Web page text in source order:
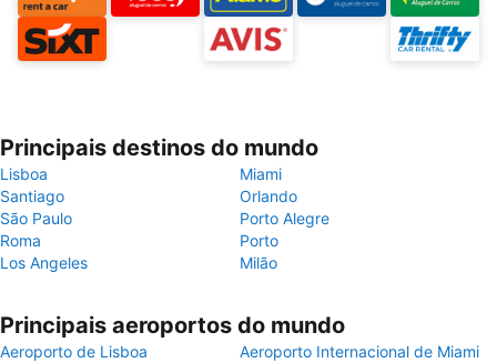
Principais destinos do mundo
Lisboa
Miami
Santiago
Orlando
São Paulo
Porto Alegre
Roma
Porto
Los Angeles
Milão
Principais aeroportos do mundo
Aeroporto de Lisboa
Aeroporto Internacional de Miami